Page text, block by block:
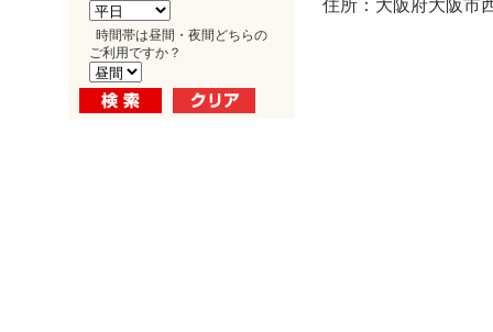
時間帯は昼間・夜間どちらの
ご利用ですか？
住所：大阪府大阪市